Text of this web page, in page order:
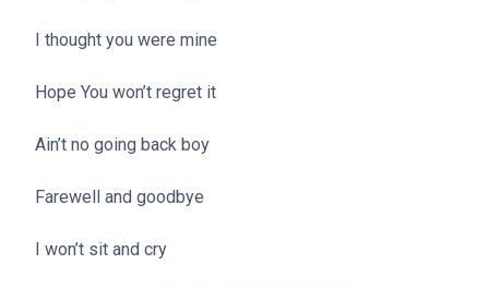
I thought you were mine
Hope You won’t regret it
Ain’t no going back boy
Farewell and goodbye
I won’t sit and cry